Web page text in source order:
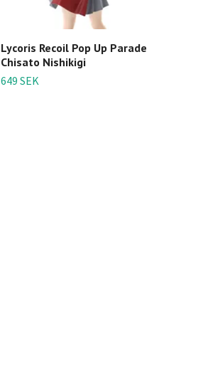
Lycoris Recoil Pop Up Parade
Chisato Nishikigi
649 SEK